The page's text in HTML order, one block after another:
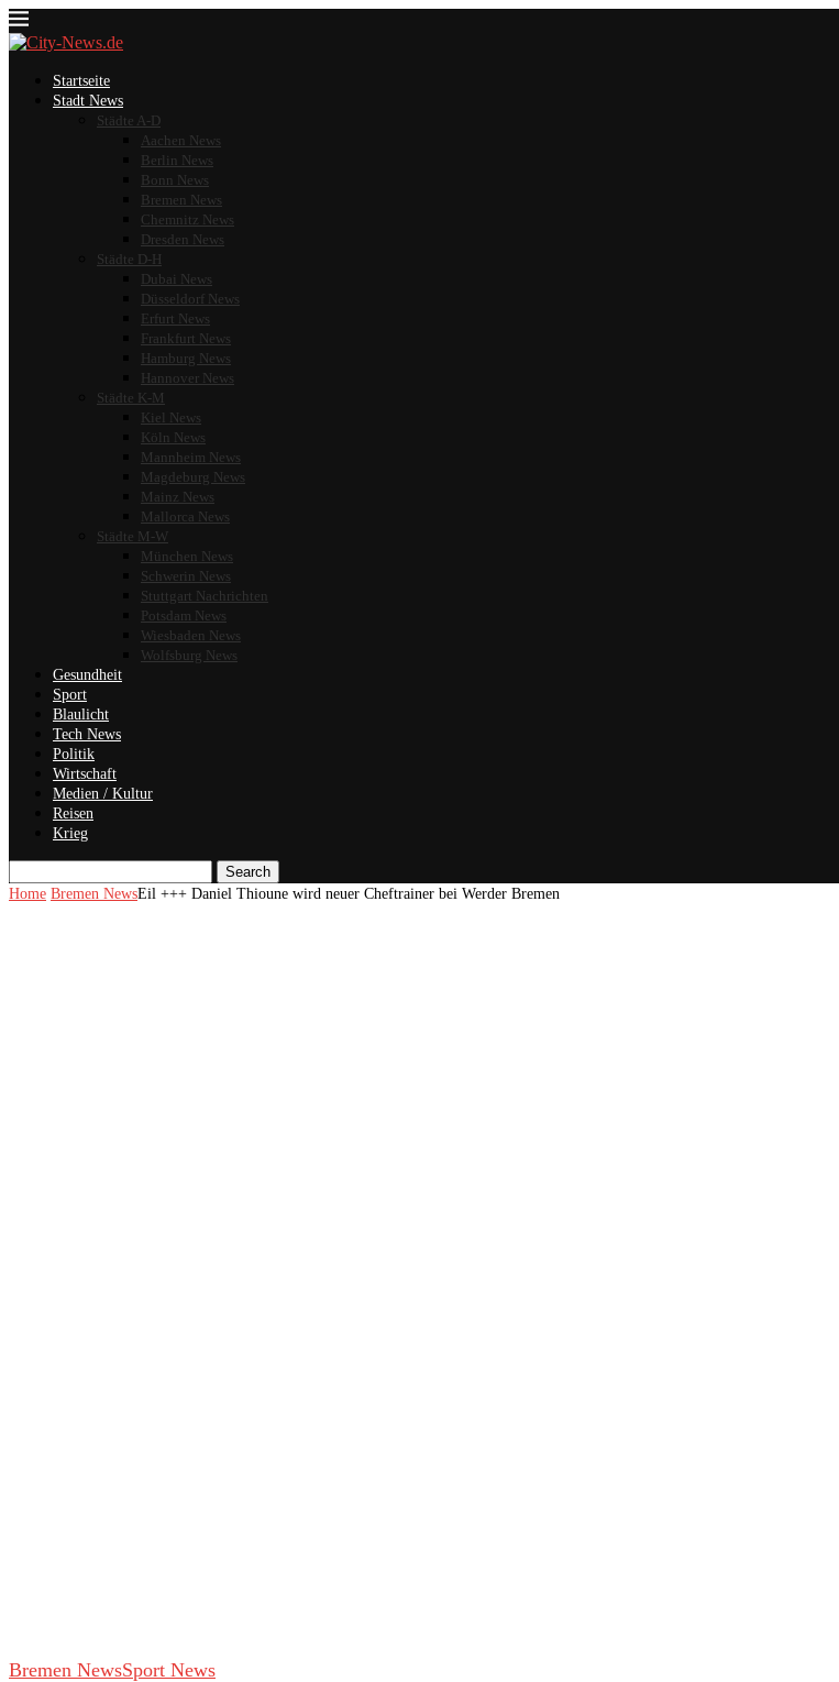
Startseite
Stadt News
Städte A-D
Aachen News
Berlin News
Bonn News
Bremen News
Chemnitz News
Dresden News
Städte D-H
Dubai News
Düsseldorf News
Erfurt News
Frankfurt News
Hamburg News
Hannover News
Städte K-M
Kiel News
Köln News
Mannheim News
Magdeburg News
Mainz News
Mallorca News
Städte M-W
München News
Schwerin News
Stuttgart Nachrichten
Potsdam News
Wiesbaden News
Wolfsburg News
Gesundheit
Sport
Blaulicht
Tech News
Politik
Wirtschaft
Medien / Kultur
Reisen
Krieg
Search
Home Bremen NewsEil +++ Daniel Thioune wird neuer Cheftrainer bei Werder Bremen
Bremen NewsSport News